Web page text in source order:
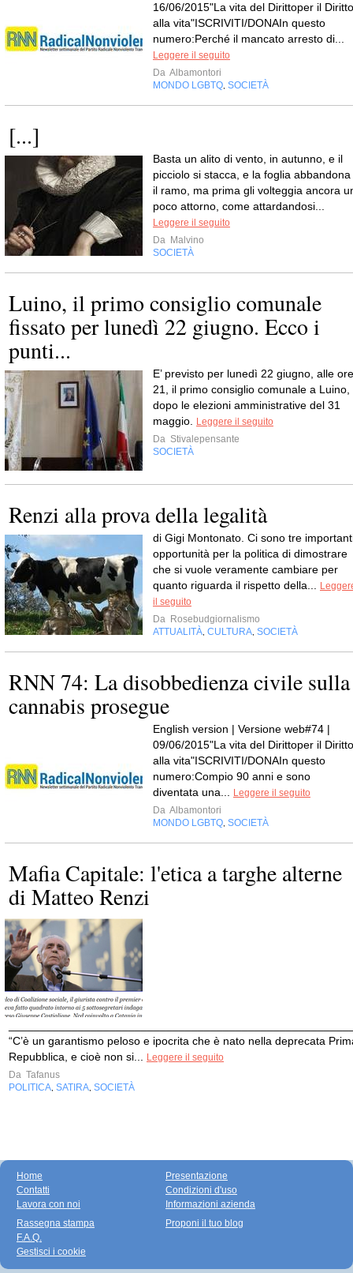
16/06/2015"La vita del Dirittoper il Diritto
alla vita"ISCRIVITI/DONAIn questo
numero:Perché il mancato arresto di...
Leggere il seguito
Da Albamontori
MONDO LGBTQ SOCIETÀ
[...]
Basta un alito di vento, in autunno, e il
picciolo si stacca, e la foglia abbandona
il ramo, ma prima gli volteggia ancora
poco attorno, come attardandosi...
Leggere il seguito
Da Malvino
SOCIETÀ
Luino, il primo consiglio comunale
fissato per lunedì 22 giugno. Ecco i
punti...
E’ previsto per lunedì 22 giugno, alle ore
21, il primo consiglio comunale a Luino,
dopo le elezioni amministrative del 31
maggio.
Leggere il seguito
Da Stivalepensante
SOCIETÀ
Renzi alla prova della legalità
di Gigi Montonato. Ci sono tre
opportunità per la politica di dimostrare
che si vuole veramente cambiare per
quanto riguarda il rispetto della...
il seguito
Da Rosebudgiornalismo
ATTUALITÀ CULTURA SOCIETÀ
RNN 74: La disobbedienza civile sulla
cannabis prosegue
English version | Versione web#74 |
09/06/2015"La vita del Dirittoper il Diritto
alla vita"ISCRIVITI/DONAIn questo
numero:Compio 90 anni e sono
diventata una...
Leggere il seguito
Da Albamontori
MONDO LGBTQ SOCIETÀ
Mafia Capitale: l'etica a targhe alterne
di Matteo Renzi
“C’è un garantismo peloso e ipocrita che è nato nella deprecata
Repubblica, e cioè non si...
Leggere il seguito
Da Tafanus
POLITICA SATIRA SOCIETÀ
Home
Contatti
Lavora con noi
Presentazione
Condizioni d'uso
Informazioni azienda
Rassegna stampa
F.A.Q.
Gestisci i cookie
Proponi il tuo blog